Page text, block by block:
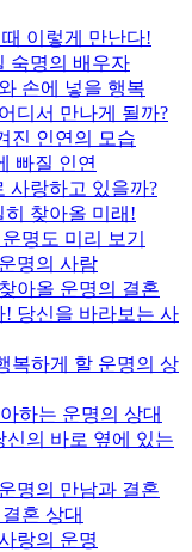
이렇게 만난다!
숙명의 배우자
손에 넣을 행복
디서 만나게 될까?
진 인연의 모습
빠질 인연
사랑하고 있을까?
찾아올 미래!
명도 미리 보기
명의 사람
아올 운명의 결혼
당신을 바라보는 사
복하게 할 운명의 상
하는 운명의 상대
신의 바로 옆에 있는
명의 만남과 결혼
혼 상대
랑의 운명